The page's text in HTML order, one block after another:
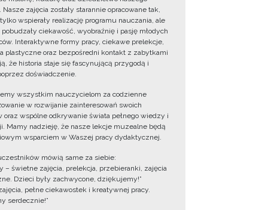
Nasze zajęcia zostały starannie opracowane tak,
wspierały realizację programu nauczania, ale
ciekawość, wyobraźnię i pasję młodych
Interaktywne formy pracy, ciekawe prelekcje,
plastyczne oraz bezpośredni kontakt z zabytkami
że historia staje się fascynującą przygodą i
doświadczenie.
wszystkim nauczycielom za codzienne
w rozwijanie zainteresowań swoich
oraz wspólne odkrywanie świata pełnego wiedzy i
Mamy nadzieję, że nasze lekcje muzealne będą
wsparciem w Waszej pracy dydaktycznej.
mówią same za siebie:
– świetne zajęcia, prelekcja, przebieranki, zajęcia
Dzieci były zachwycone, dziękujemy!”
pełne ciekawostek i kreatywnej pracy.
serdecznie!”